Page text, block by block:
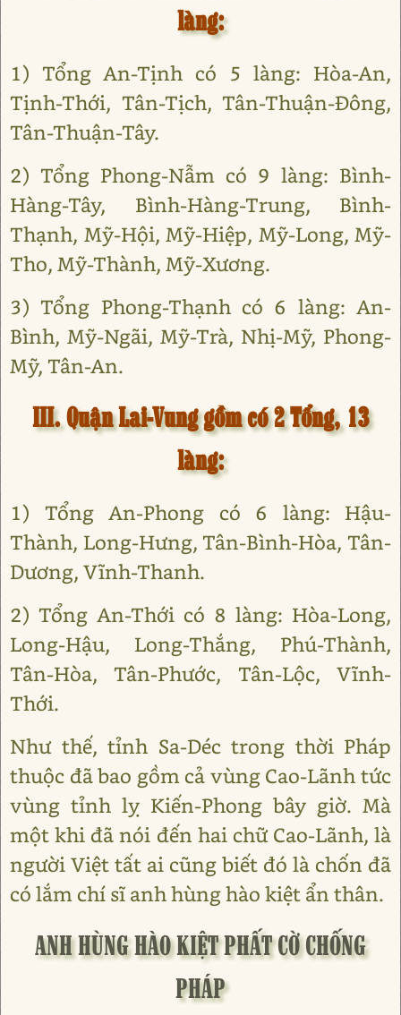
làng:
1) Tổng An-Tịnh có 5 làng: Hòa-An,
Tịnh-Thới, Tân-Tịch, Tân-Thuận-Đông,
Tân-Thuận-Tây.
2) Tổng Phong-Nẫm có 9 làng: Bình-
Hàng-Tây, Bình-Hàng-Trung, Bình-
Thạnh, Mỹ-Hội, Mỹ-Hiệp, Mỹ-Long, Mỹ-
Tho, Mỹ-Thành, Mỹ-Xương.
3) Tổng Phong-Thạnh có 6 làng: An-
Bình, Mỹ-Ngãi, Mỹ-Trà, Nhị-Mỹ, Phong-
Mỹ, Tân-An.
III. Quận Lai-Vung gồm có 2 Tổng, 13
làng:
1) Tổng An-Phong có 6 làng: Hậu-
Thành, Long-Hưng, Tân-Bình-Hòa, Tân-
Dương, Vĩnh-Thanh.
2) Tổng An-Thới có 8 làng: Hòa-Long,
Long-Hậu, Long-Thắng, Phú-Thành,
Tân-Hòa, Tân-Phước, Tân-Lộc, Vĩnh-
Thới.
Như thế, tỉnh Sa-Déc trong thời Pháp
thuộc đã bao gồm cả vùng Cao-Lãnh tức
vùng tỉnh lỵ Kiến-Phong bây giờ. Mà
một khi đã nói đến hai chữ Cao-Lãnh, là
người Việt tất ai cũng biết đó là chốn đã
có lắm chí sĩ anh hùng hào kiệt ẩn thân.
ANH HÙNG HÀO KIỆT PHẤT CỜ CHỐNG
PHÁP